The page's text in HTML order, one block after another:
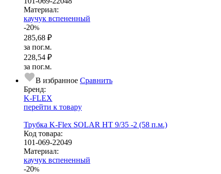
Ма­­те­­ри­­ал:
каучук вспененный
-20%
285,68 ₽
за пог.м.
228,54 ₽
за пог.м.
В избранное Сравнить
Бренд:
K-FLEX
перейти к товару
Трубка K-Flex SOLAR HT 9/35 -2 (58 п.м.)
Код товара:
101-069-22049
Ма­­те­­ри­­ал:
каучук вспененный
-20%